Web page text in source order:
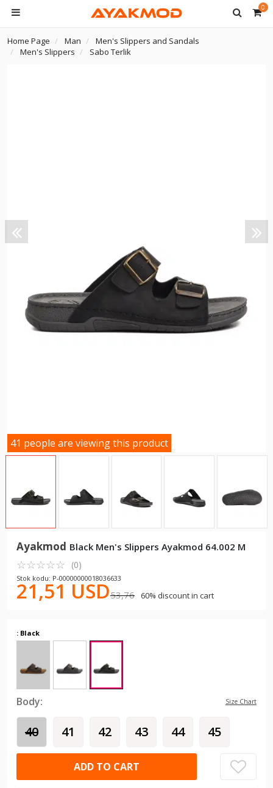
0
Home Page Man
Men's Slippers and Sandals
Men's Slippers
Sabo Terlik
41 people are viewing this product
Ayakmod Black Men's Slippers Ayakmod 64.002 M
☆☆☆☆☆
★★★★★ (0)
Stok kodu: P-00000000018036633
21,51 USD53,76 60% discount in cart
: Black
Body: Size Chart
40 41 42 43 44 45
ADD TO CART